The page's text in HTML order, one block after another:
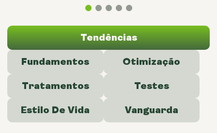
Tendências
Fundamentos Otimização
Tratamentos Testes
Estilo De Vida Vanguarda